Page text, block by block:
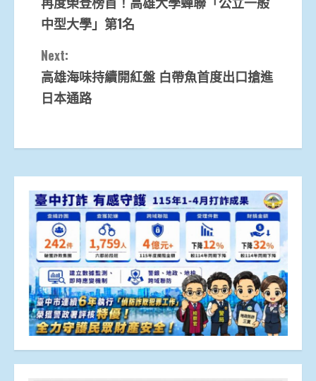
Reading
中型大學」第1名
Next:
高雄海味持續開紅盤 白帶魚首度出口搶進
日本通路